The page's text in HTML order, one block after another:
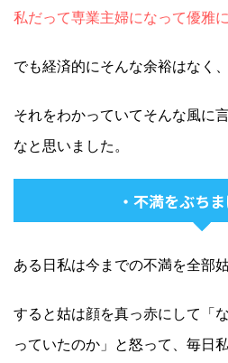
私だって専業主婦になって優雅
でも経済的にそんな余裕はなく、
それをわかっていてそんな風に
なと思いました。
・不満をぶち
ある日私は今までの不満を全部
すると姑は顔を真っ赤にして「
っていたのか」と怒って、毎日